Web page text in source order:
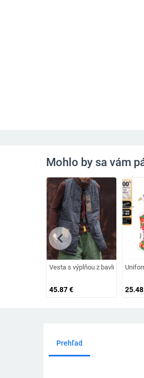
Mohlo by sa vám
Vesta s výplňou z bavlny–ľanu
45.87€ 25.48
chevron_left
Prehľad